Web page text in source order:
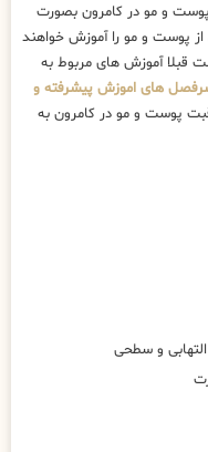
پوست و مو در کامرون بصورت
از پوست و مو را آموزش خواهند
قبلا آموزش های مربوط به
های اموزش پیشرفته و
پوست و مو در کامرون به
و سطحی